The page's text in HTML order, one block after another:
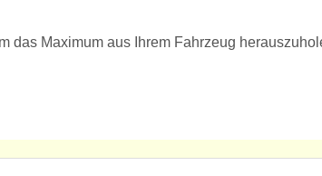
das Maximum aus Ihrem Fahrzeug